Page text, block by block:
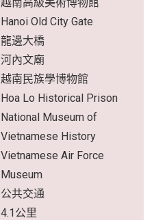
Hanoi Old City Gate
龍邊大橋
河內文廟
越南民族學博物館
Hoa Lo Historical Prison
National Museum of
Vietnamese History
Vietnamese Air Force
Museum
公共交通
4.1公里